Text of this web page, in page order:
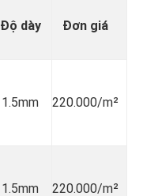
Độ dày Đơn giá
1.5mm 220.000/m²
1.5mm 220.000/m²